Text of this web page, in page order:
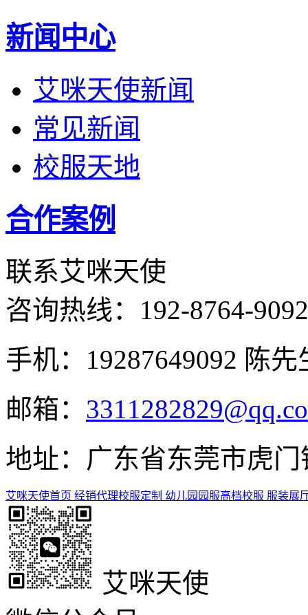
新闻中心
艾咪天使新闻
常见新闻
校服天地
合作案例
联系艾咪天使
咨询热线： 192-8764-9092
手机：19287649092 陈先
邮箱：
地址：广东省东莞市虎
艾咪天使首页 经销代理校服定制 幼儿园园服高档校服 服装展
艾咪天使